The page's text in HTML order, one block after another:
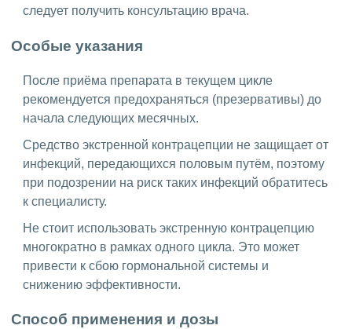
следует получить консультацию врача.
Особые указания
После приёма препарата в текущем цикле
рекомендуется предохраняться (презервативы) до
начала следующих месячных.
Средство экстренной контрацепции не защищает от
инфекций, передающихся половым путём, поэтому
при подозрении на риск таких инфекций обратитесь
к специалисту.
Не стоит использовать экстренную контрацепцию
многократно в рамках одного цикла. Это может
привести к сбою гормональной системы и
снижению эффективности.
Способ применения и дозы